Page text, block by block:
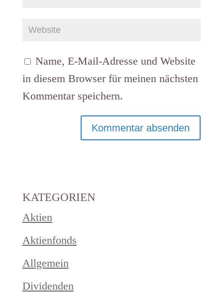
Name, E-Mail-Adresse und Website
in diesem Browser für meinen nächsten
Kommentar speichern.
KATEGORIEN
Aktien
Aktienfonds
Allgemein
Dividenden